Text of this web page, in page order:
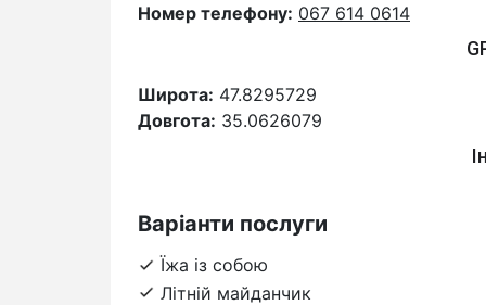
Номер телефону: 067 614 0614
Широта: 47.8295729
Довгота: 35.0626079
Варіанти послуги
Їжа із собою
Літній майданчик